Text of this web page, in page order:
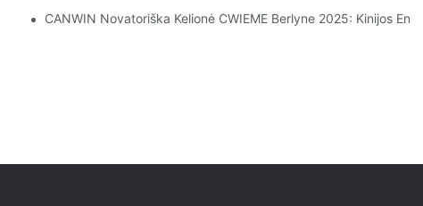
CANWIN Novatoriška Kelionė CWIEME Berlyne 2025: Kinijos